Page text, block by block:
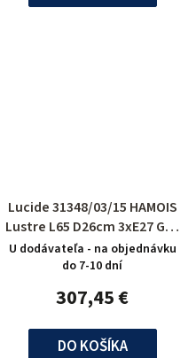
Lucide 31348/03/15 HAMOIS
Lustre L65 D26cm 3xE27 Gris
Metal
U dodávateľa - na objednávku
do 7-10 dní
307,45 €
DO KOŠÍKA